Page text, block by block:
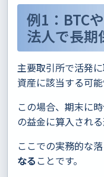
例1：BTC
法人で長期
主要取引所で活発
資産に該当する可
この場合、期末に
の益金に算入される
ここでの実務的な落
なる ことです。